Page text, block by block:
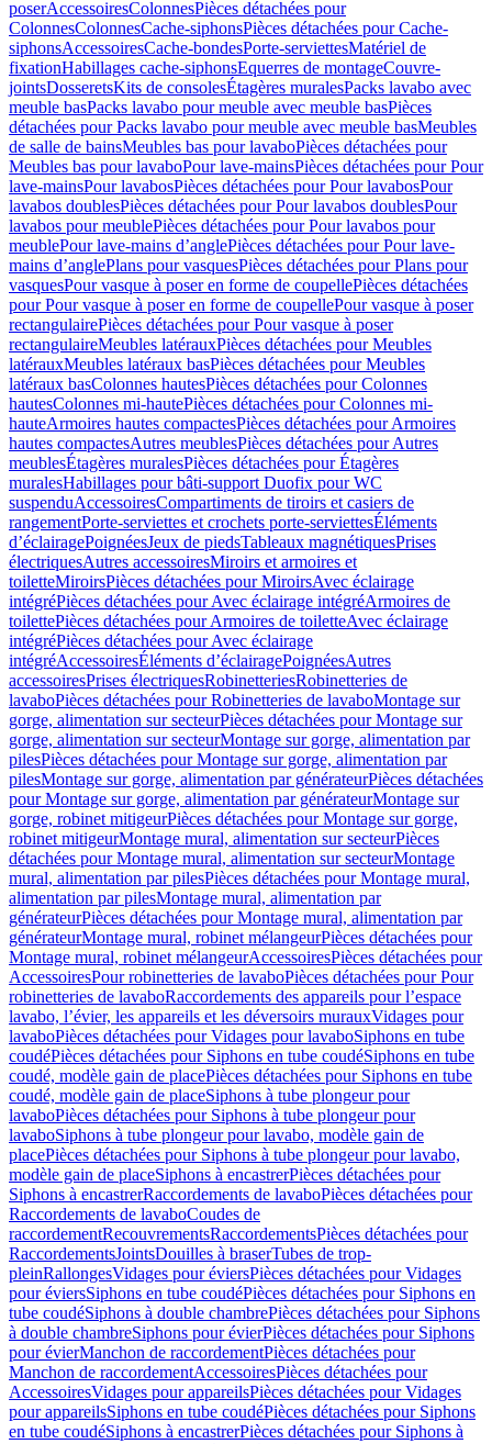
poserAccessoiresColonnesPièces détachées pour
ColonnesColonnesCache-siphonsPièces détachées pour Cache-
siphonsAccessoiresCache-bondesPorte-serviettesMatériel de
fixationHabillages cache-siphonsEquerres de montageCouvre-
jointsDosseretsKits de consolesÉtagères muralesPacks lavabo avec
meuble basPacks lavabo pour meuble avec meuble basPièces
détachées pour Packs lavabo pour meuble avec meuble basMeubles
de salle de bainsMeubles bas pour lavaboPièces détachées pour
Meubles bas pour lavaboPour lave-mainsPièces détachées pour Pour
lave-mainsPour lavabosPièces détachées pour Pour lavabosPour
lavabos doublesPièces détachées pour Pour lavabos doublesPour
lavabos pour meublePièces détachées pour Pour lavabos pour
meublePour lave-mains d’anglePièces détachées pour Pour lave-
mains d’anglePlans pour vasquesPièces détachées pour Plans pour
vasquesPour vasque à poser en forme de coupellePièces détachées
pour Pour vasque à poser en forme de coupellePour vasque à poser
rectangulairePièces détachées pour Pour vasque à poser
rectangulaireMeubles latérauxPièces détachées pour Meubles
latérauxMeubles latéraux basPièces détachées pour Meubles
latéraux basColonnes hautesPièces détachées pour Colonnes
hautesColonnes mi-hautePièces détachées pour Colonnes mi-
hauteArmoires hautes compactesPièces détachées pour Armoires
hautes compactesAutres meublesPièces détachées pour Autres
meublesÉtagères muralesPièces détachées pour Étagères
muralesHabillages pour bâti-support Duofix pour WC
suspenduAccessoiresCompartiments de tiroirs et casiers de
rangementPorte-serviettes et crochets porte-serviettesÉléments
d’éclairagePoignéesJeux de piedsTableaux magnétiquesPrises
électriquesAutres accessoiresMiroirs et armoires et
toiletteMiroirsPièces détachées pour MiroirsAvec éclairage
intégréPièces détachées pour Avec éclairage intégréArmoires de
toilettePièces détachées pour Armoires de toiletteAvec éclairage
intégréPièces détachées pour Avec éclairage
intégréAccessoiresÉléments d’éclairagePoignéesAutres
accessoiresPrises électriquesRobinetteriesRobinetteries de
lavaboPièces détachées pour Robinetteries de lavaboMontage sur
gorge, alimentation sur secteurPièces détachées pour Montage sur
gorge, alimentation sur secteurMontage sur gorge, alimentation par
pilesPièces détachées pour Montage sur gorge, alimentation par
pilesMontage sur gorge, alimentation par générateurPièces détachées
pour Montage sur gorge, alimentation par générateurMontage sur
gorge, robinet mitigeurPièces détachées pour Montage sur gorge,
robinet mitigeurMontage mural, alimentation sur secteurPièces
détachées pour Montage mural, alimentation sur secteurMontage
mural, alimentation par pilesPièces détachées pour Montage mural,
alimentation par pilesMontage mural, alimentation par
générateurPièces détachées pour Montage mural, alimentation par
générateurMontage mural, robinet mélangeurPièces détachées pour
Montage mural, robinet mélangeurAccessoiresPièces détachées pour
AccessoiresPour robinetteries de lavaboPièces détachées pour Pour
robinetteries de lavaboRaccordements des appareils pour l’espace
lavabo, l’évier, les appareils et les déversoirs murauxVidages pour
lavaboPièces détachées pour Vidages pour lavaboSiphons en tube
coudéPièces détachées pour Siphons en tube coudéSiphons en tube
coudé, modèle gain de placePièces détachées pour Siphons en tube
coudé, modèle gain de placeSiphons à tube plongeur pour
lavaboPièces détachées pour Siphons à tube plongeur pour
lavaboSiphons à tube plongeur pour lavabo, modèle gain de
placePièces détachées pour Siphons à tube plongeur pour lavabo,
modèle gain de placeSiphons à encastrerPièces détachées pour
Siphons à encastrerRaccordements de lavaboPièces détachées pour
Raccordements de lavaboCoudes de
raccordementRecouvrementsRaccordementsPièces détachées pour
RaccordementsJointsDouilles à braserTubes de trop-
pleinRallongesVidages pour éviersPièces détachées pour Vidages
pour éviersSiphons en tube coudéPièces détachées pour Siphons en
tube coudéSiphons à double chambrePièces détachées pour Siphons
à double chambreSiphons pour évierPièces détachées pour Siphons
pour évierManchon de raccordementPièces détachées pour
Manchon de raccordementAccessoiresPièces détachées pour
AccessoiresVidages pour appareilsPièces détachées pour Vidages
pour appareilsSiphons en tube coudéPièces détachées pour Siphons
en tube coudéSiphons à encastrerPièces détachées pour Siphons à